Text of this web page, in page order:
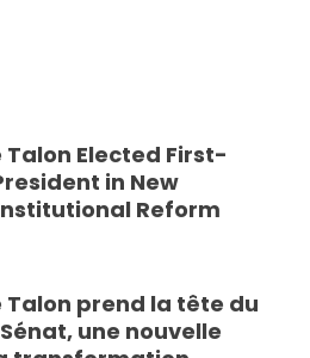
Elected First-
in New
Reform
Talon prend la tête du
une nouvelle